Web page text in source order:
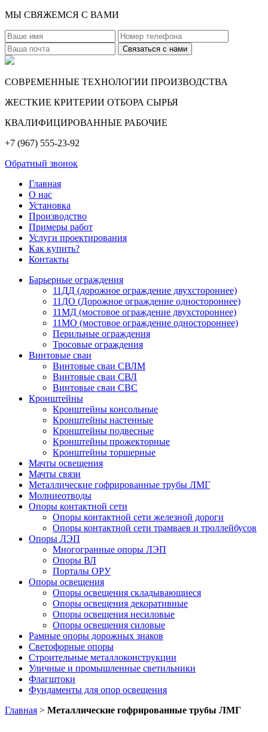
МЫ СВЯЖЕМСЯ С ВАМИ
СОВРЕМЕННЫЕ ТЕХНОЛОГИИ ПРОИЗВОДСТВА
ЖЕСТКИЕ КРИТЕРИИ ОТБОРА СЫРЬЯ
КВАЛИФИЦИРОВАННЫЕ РАБОЧИЕ
+7 (967) 555-23-92
Обратный звонок
Главная
О нас
Установка
Производство
Примеры работ
Услуги проектирования
Как купить?
Контакты
Барьерные ограждения
11ДД (дорожное ограждение двухстороннее)
11ДО (Дорожное ограждение одностороннее)
11МД (мостовое ограждение двухстороннее)
11МО (мостовое ограждение одностороннее)
Перильные ограждения
Тросовые ограждения
Винтовые сваи
Винтовые сваи СВЛМ
Винтовые сваи СВЛ
Винтовые сваи СВС
Кронштейны
Кронштейны консольные
Кронштейны настенные
Кронштейны подвесные
Кронштейны прожекторные
Кронштейны торшерные
Мачты освещения
Мачты связи
Металлические гофрированные трубы ЛМГ
Молниеотводы
Опоры контактной сети
Опоры контактной сети железной дороги
Опоры контактной сети трамваев и троллейбусов
Опоры ЛЭП
Многогранные опоры ЛЭП
Опоры ВЛ
Порталы ОРУ
Опоры освещения
Опоры освещения cкладывающиеся
Опоры освещения декоративные
Опоры освещения несиловые
Опоры освещения силовые
Рамные опоры дорожных знаков
Светофорные опоры
Строительные металлоконструкции
Уличные и промышленные светильники
Флагштоки
Фундаменты для опор освещения
Главная > Металлические гофрированные трубы ЛМГ